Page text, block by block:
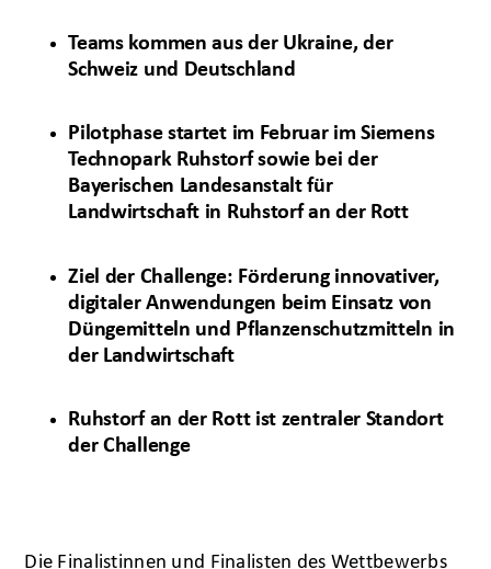
Teams kommen aus der Ukraine, der
Schweiz und Deutschland
Pilotphase startet im Februar im Siemens
Technopark Ruhstorf sowie bei der
Bayerischen Landesanstalt für
Landwirtschaft in Ruhstorf an der Rott
Ziel der Challenge: Förderung innovativer,
digitaler Anwendungen beim Einsatz von
Düngemitteln und Pflanzenschutzmitteln in
der Landwirtschaft
Ruhstorf an der Rott ist zentraler Standort
der Challenge
Die Finalistinnen und Finalisten des Wettbewerbs